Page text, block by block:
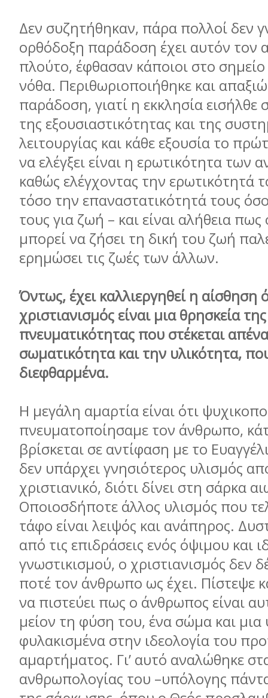
Δεν συζητήθηκαν, πάρα πολλοί δεν
ορθόδοξη παράδοση έχει αυτόν τον
πλούτο, έφθασαν κάποιοι στο
νόθα. Περιθωριοποιήθηκε και
παράδοση, γιατί η εκκλησία εισήλθε
της εξουσιαστικότητας και της
λειτουργίας και κάθε εξουσία το
να ελέγξει είναι η ερωτικότητα των
καθώς ελέγχοντας την ερωτικότητά
τόσο την επαναστατικότητά τους
τους για ζωή – και είναι αλήθεια πως
μπορεί να ζήσει τη δική του ζωή
ερημώσει τις ζωές των άλλων.
Όντως, έχει καλλιεργηθεί η αίσθηση
χριστιανισμός είναι μια θρησκεία της
πνευματικότητας που στέκεται
σωματικότητα και την υλικότητα,
διεφθαρμένα.
Η μεγάλη αμαρτία είναι ότι
πνευματοποίησαμε τον άνθρωπο,
βρίσκεται σε αντίφαση με το
δεν υπάρχει γνησιότερος υλισμός
χριστιανικό, διότι δίνει στη σάρκα
Οποιοσδήποτε άλλος υλισμός που
τάφο είναι λειψός και ανάπηρος.
από τις επιδράσεις ενός όψιμου και
γνωστικισμού, ο χριστιανισμός δεν
ποτέ τον άνθρωπο ως έχει. Πίστεψε
να πιστεύει πως ο άνθρωπος είναι
μείον τη φύση του, ένα σώμα και
φυλακισμένα στην ιδεολογία του
αμαρτήματος. Γι’ αυτό αναλώθηκε
ανθρωπολογίας του –υπόλογης